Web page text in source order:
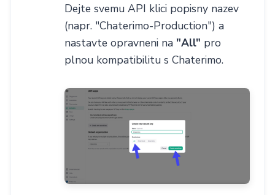
Dejte svemu API klici popisny nazev
(napr. "Chaterimo-Production") a
nastavte opravneni na "All" pro
plnou kompatibilitu s Chaterimo.